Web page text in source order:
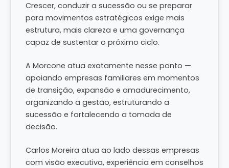
Crescer, conduzir a sucessão ou se preparar
para movimentos estratégicos exige mais
estrutura, mais clareza e uma governança
capaz de sustentar o próximo ciclo.
A Morcone atua exatamente nesse ponto —
apoiando empresas familiares em momentos
de transição, expansão e amadurecimento,
organizando a gestão, estruturando a
sucessão e fortalecendo a tomada de
decisão.
Carlos Moreira atua ao lado dessas empresas
com visão executiva, experiência em conselhos